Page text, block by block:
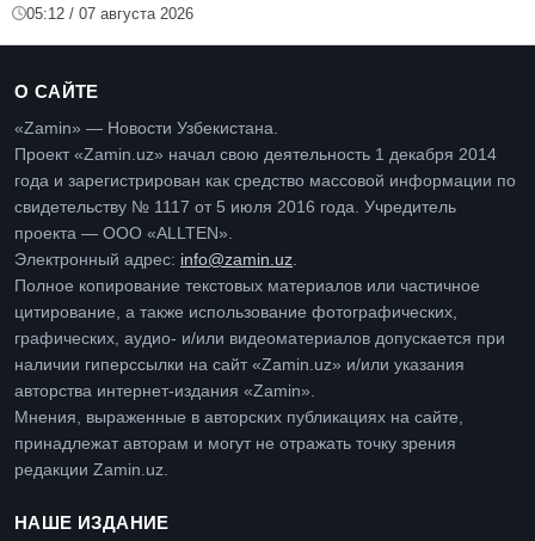
05:12 / 07 августа 2026
О САЙТЕ
«Zamin» — Новости Узбекистана.
Проект «Zamin.uz» начал свою деятельность 1 декабря 2014
года и зарегистрирован как средство массовой информации по
свидетельству № 1117 от 5 июля 2016 года. Учредитель
проекта — ООО «ALLTEN».
Электронный адрес: info@zamin.uz
Полное копирование текстовых материалов или частичное
цитирование, а также использование фотографических,
графических, аудио- и/или видеоматериалов допускается при
наличии гиперссылки на сайт «Zamin.uz» и/или указания
авторства интернет-издания «Zamin».
Мнения, выраженные в авторских публикациях на сайте,
принадлежат авторам и могут не отражать точку зрения
редакции Zamin.uz.
НАШЕ ИЗДАНИЕ